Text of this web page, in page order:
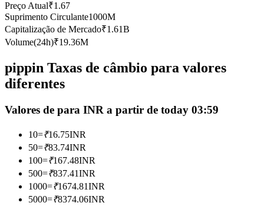
Copiar Trading
Junte-se aos principais traders
Torne-se um Trader de Cópias
Desfrute da partilha de lucros e comissões de copy trading
Preço Atual₹1.67
Suprimento Circulante1000M
Capitalização de Mercado₹1.61B
Volume(24h)₹19.36M
pippin Taxas de câmbio para valores
diferentes
Valores de para INR a partir de today 03:59
10=₹16.75INR
50=₹83.74INR
100=₹167.48INR
500=₹837.41INR
1000=₹1674.81INR
5000=₹8374.06INR